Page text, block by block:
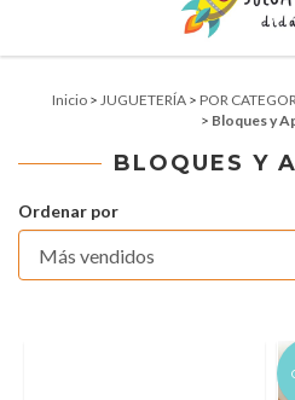
Inicio > JUGUETERÍA > POR
> Bloques y
BLOQUES Y
Ordenar por